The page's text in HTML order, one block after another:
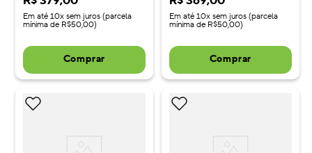
Em até 10x sem juros (parcela
mínima de R$50,00)
Comprar
Em até 10x sem juros (parcela
mínima de R$50,00)
Comprar